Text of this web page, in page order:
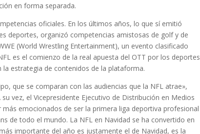
en forma separada.
oficiales. En los últimos años, lo que sí emitió
deportes, organizó competencias amistosas de golf y de
(World Wrestling Entertainment), un evento clasificado
es el comienzo de la real apuesta del OTT por los deportes
estrategia de contenidos de la plataforma.
que se comparan con las audiencias que la NFL atrae»,
vez, el Vicepresidente Ejecutivo de Distribución en Medios
emocionados de ser la primera liga deportiva profesional
de todo el mundo. La NFL en Navidad se ha convertido en
importante del año es justamente el de Navidad, es la